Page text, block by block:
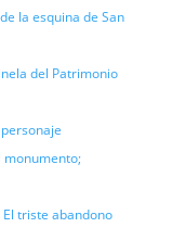
la esquina de San
del Patrimonio
personaje
monumento;
El triste abandono